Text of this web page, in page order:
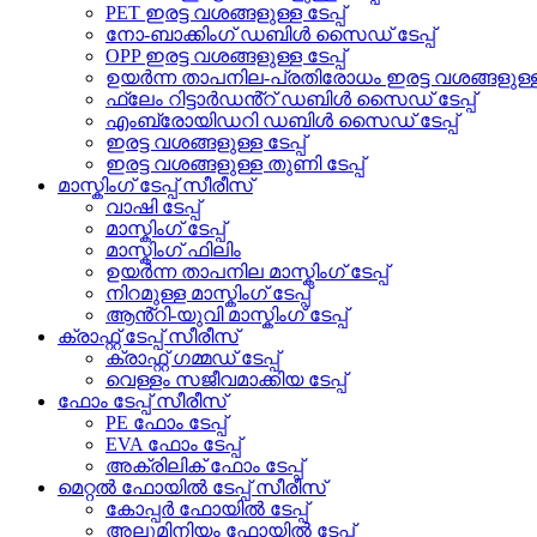
PET ഇരട്ട വശങ്ങളുള്ള ടേപ്പ്
നോ-ബാക്കിംഗ് ഡബിൾ സൈഡ് ടേപ്പ്
OPP ഇരട്ട വശങ്ങളുള്ള ടേപ്പ്
ഉയർന്ന താപനില-പ്രതിരോധം ഇരട്ട വശങ്ങളുള്ള
ഫ്ലേം റിട്ടാർഡൻ്റ് ഡബിൾ സൈഡ് ടേപ്പ്
എംബ്രോയിഡറി ഡബിൾ സൈഡ് ടേപ്പ്
ഇരട്ട വശങ്ങളുള്ള ടേപ്പ്
ഇരട്ട വശങ്ങളുള്ള തുണി ടേപ്പ്
മാസ്കിംഗ് ടേപ്പ് സീരീസ്
വാഷി ടേപ്പ്
മാസ്കിംഗ് ടേപ്പ്
മാസ്കിംഗ് ഫിലിം
ഉയർന്ന താപനില മാസ്കിംഗ് ടേപ്പ്
നിറമുള്ള മാസ്കിംഗ് ടേപ്പ്
ആൻ്റി-യുവി മാസ്കിംഗ് ടേപ്പ്
ക്രാഫ്റ്റ് ടേപ്പ് സീരീസ്
ക്രാഫ്റ്റ് ഗമ്മഡ് ടേപ്പ്
വെള്ളം സജീവമാക്കിയ ടേപ്പ്
ഫോം ടേപ്പ് സീരീസ്
PE ഫോം ടേപ്പ്
EVA ഫോം ടേപ്പ്
അക്രിലിക് ഫോം ടേപ്പ്
മെറ്റൽ ഫോയിൽ ടേപ്പ് സീരീസ്
കോപ്പർ ഫോയിൽ ടേപ്പ്
അലുമിനിയം ഫോയിൽ ടേപ്പ്